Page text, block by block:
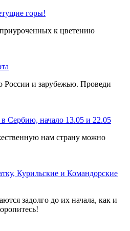
горы!
к цветению
России и зарубежью. Проведи
Сербию, начало 13.05 и 22.05
нам страну можно
Курильские и Командорские
задолго до их начала, как и